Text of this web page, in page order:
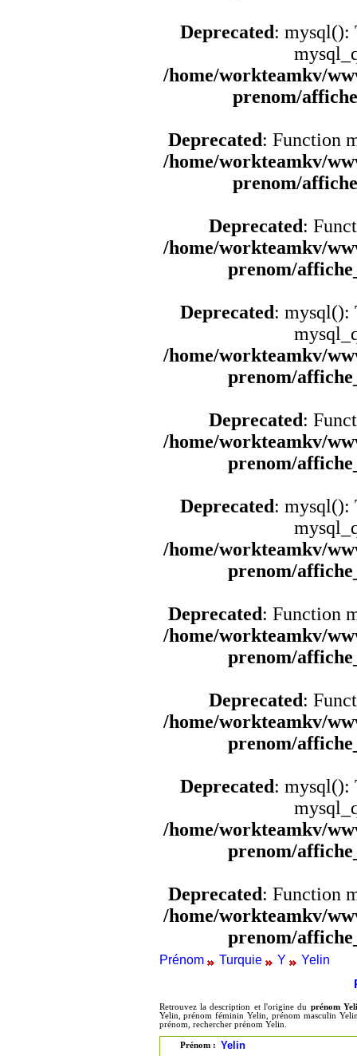
Deprecated: mysql():
/home/workteamkv/
prenom/
Deprecated: Function
/home/workteamkv/
prenom/
Deprecated:
/home/workteamkv/
prenom/
Deprecated: mysql():
/home/workteamkv/
prenom/
Deprecated:
/home/workteamkv/
prenom/
Deprecated: mysql():
/home/workteamkv/
prenom/
Deprecated: Function
/home/workteamkv/
prenom/
Deprecated:
/home/workteamkv/
prenom/
Deprecated: mysql():
/home/workteamkv/
prenom/
Deprecated: Function
/home/workteamkv/
prenom/
Prénom Turquie Y Yelin
Retrouvez la description et l'origine du prénom
Yelin, prénom féminin Yelin, prénom masculin
prénom, rechercher prénom Yelin.
Prénom : Yelin